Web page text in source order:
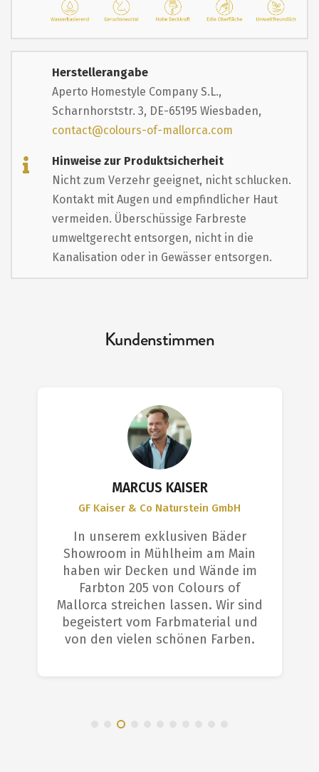
Herstellerangabe
Aperto Homestyle Company S.L.,
Scharnhorststr. 3, DE-65195 Wiesbaden,
contact@colours-of-mallorca.com
Hinweise zur Produktsicherheit
Nicht zum Verzehr geeignet, nicht schlucken.
Kontakt mit Augen und empfindlicher Haut
vermeiden. Überschüssige Farbreste
umweltgerecht entsorgen, nicht in die
Kanalisation oder in Gewässer entsorgen.
Kundenstimmen
MARCUS KAISER
GF Kaiser & Co Naturstein GmbH
In unserem exklusiven Bäder
Showroom in Mühlheim am Main
haben wir Decken und Wände im
Farbton 205 von Colours of
Mallorca streichen lassen. Wir sind
begeistert vom Farbmaterial und
von den vielen schönen Farben.